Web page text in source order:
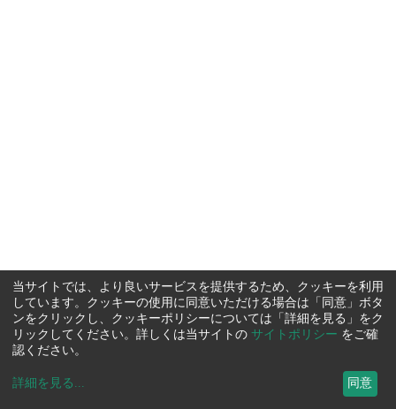
当サイトでは、より良いサービスを提供するため、クッキーを利用
しています。クッキーの使用に同意いただける場合は「同意」ボタ
ンをクリックし、クッキーポリシーについては「詳細を見る」をク
リックしてください。詳しくは当サイトの サイトポリシー をご確
認ください。
詳細を見る ... 同意